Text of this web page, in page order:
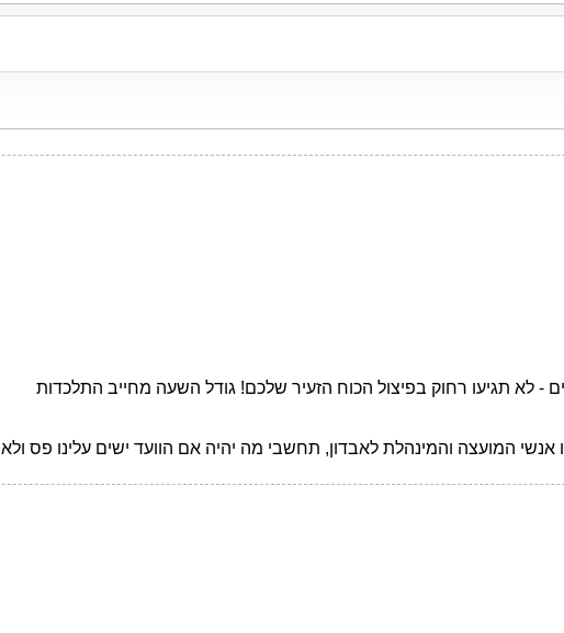
- לא תגיעו רחוק בפיצול הכוח הזעיר שלכם! גודל השעה מחייב התלכדות
אנשי המועצה והמינהלת לאבדון, תחשבי מה יהיה אם הוועד ישים עלינו פס